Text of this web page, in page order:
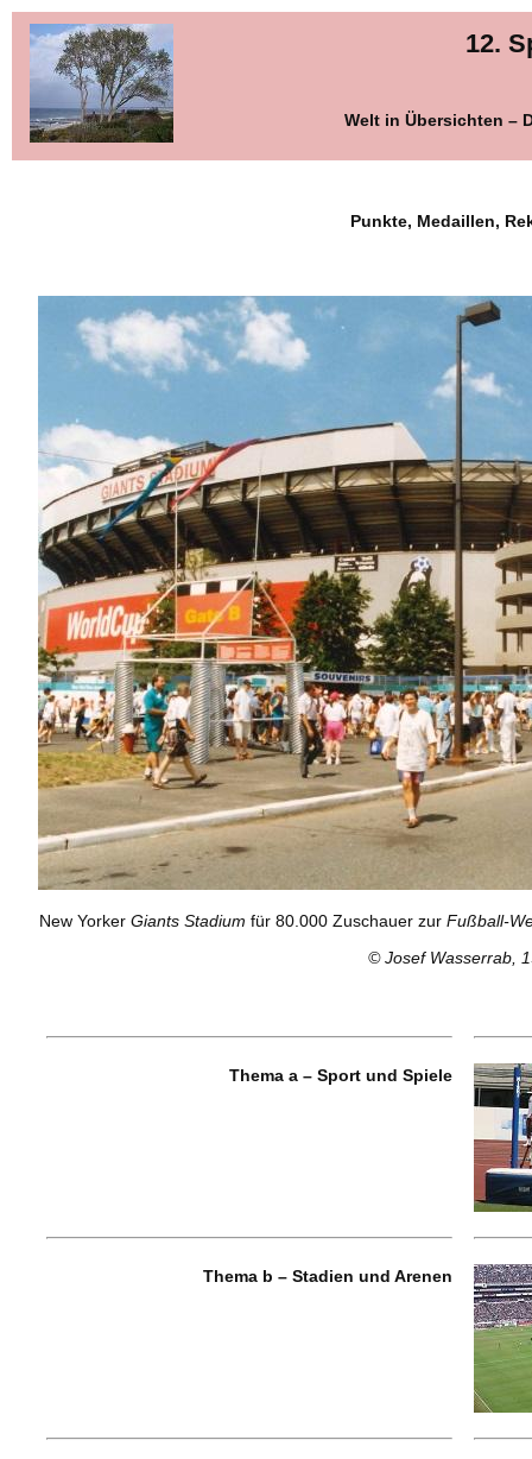
12.
Welt in Übersichten –
Punkte, Medaillen,
New Yorker Giants Stadium für 80.000 Zuschauer zur Fußball-
© Josef Wasserrab,
Thema a – Sport und Spiele
Thema b – Stadien und Arenen